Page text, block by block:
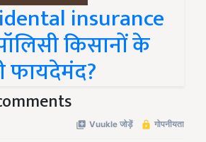
insurance
किसानों के
फायदेमंद?